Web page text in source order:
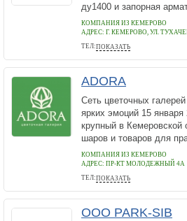
ду1400 и запорная
КОМПАНИЯ ИЗ КЕМЕРОВО
АДРЕС: Г. КЕМЕРОВО, УЛ.
ТЕЛ:ПОКАЗАТЬ
8-800-551-06-26
ADORA
Сеть цветочных
ярких эмоций 15
крупный в Кемеровской
шаров и товаров для
КОМПАНИЯ ИЗ КЕМЕРОВО
АДРЕС: ПР-КТ МОЛОДЕЖНЫЙ 4А
ТЕЛ:ПОКАЗАТЬ
88005009565
ООО PARK-SIB